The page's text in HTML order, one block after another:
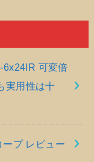
6x24IR 可変倍
実用性は十
プ レビュー